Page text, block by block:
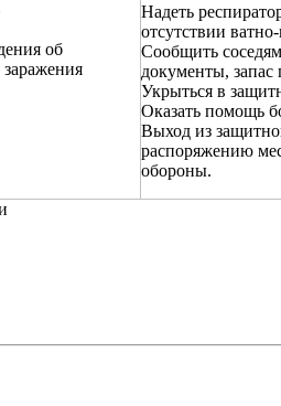
об
Надеть
отсутствии
Сообщить
документы, запас
Укрыться в
Оказать помощь
Выход из
распоряжению
обороны.